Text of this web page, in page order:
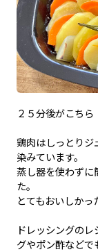
２５分後がこちら
鶏肉はしっとりジ
染みています。
蒸し器を使わずに
た。
とてもおいしか
ドレッシングの
グやポン酢などで